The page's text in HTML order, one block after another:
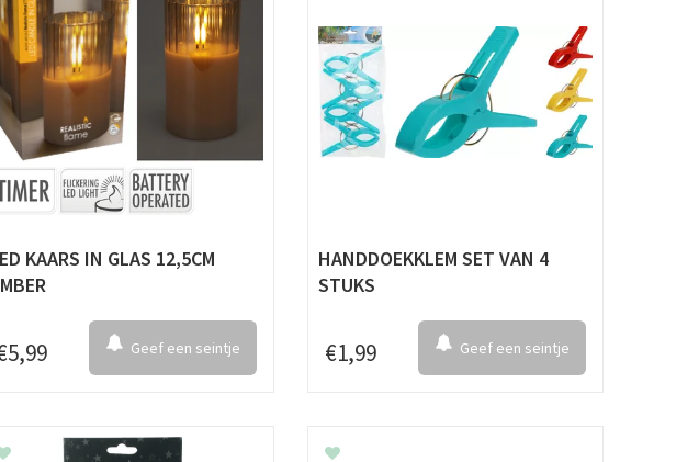
KAARS IN GLAS 12,5CM
5,99 Geef een seintje
HANDDOEKKLEM SET VAN 4
STUKS
€1,99 Geef een seintje